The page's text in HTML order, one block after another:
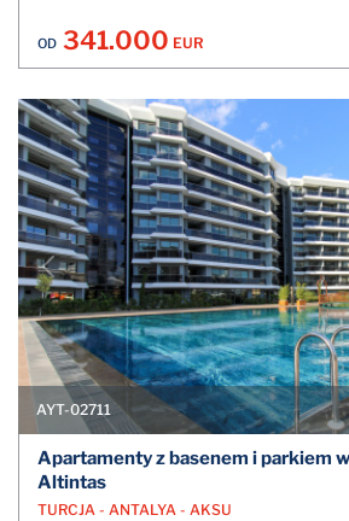
OD 341.000 EUR
AYT-02711
Apartamenty z basenem i parkiem
Altintas
TURCJA - ANTALYA - AKSU